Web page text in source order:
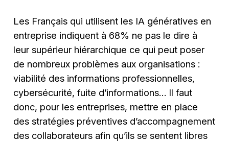
Les Français qui utilisent les IA génératives en
entreprise indiquent à 68% ne pas le dire à
leur supérieur hiérarchique ce qui peut poser
de nombreux problèmes aux organisations :
viabilité des informations professionnelles,
cybersécurité, fuite d’informations… Il faut
donc, pour les entreprises, mettre en place
des stratégies préventives d’accompagnement
des collaborateurs afin qu’ils se sentent libres